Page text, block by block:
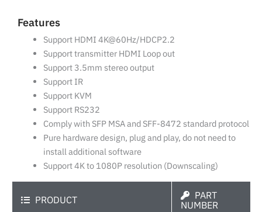
Features
Support HDMI 4K@60Hz/HDCP2.2
Support transmitter HDMI Loop out
Support 3.5mm stereo output
Support IR
Support KVM
Support RS232
Comply with SFP MSA and SFF-8472 standard protocol
Pure hardware design, plug and play, do not need to
install additional software
Support 4K to 1080P resolution (Downscaling)
PRODUCT
PART
NUMBER